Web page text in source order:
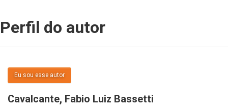
Perfil do autor
Eu sou esse autor
Cavalcante, Fabio Luiz Bassetti